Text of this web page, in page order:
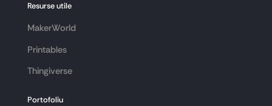
Resurse utile
MakerWorld
Printables
Thingiverse
Portofoliu